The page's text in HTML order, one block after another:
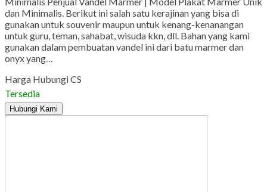
dan Minimalis. Berikut ini salah satu kerajinan yang bisa di
gunakan untuk souvenir maupun untuk kenang-kenanangan
untuk guru, teman, sahabat, wisuda kkn, dll. Bahan yang kami
gunakan dalam pembuatan vandel ini dari batu marmer dan
onyx yang…
Harga Hubungi CS
Tersedia
Hubungi Kami